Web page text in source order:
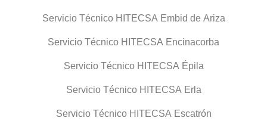
Servicio Técnico HITECSA Embid de Ariza
Servicio Técnico HITECSA Encinacorba
Servicio Técnico HITECSA Épila
Servicio Técnico HITECSA Erla
Servicio Técnico HITECSA Escatrón